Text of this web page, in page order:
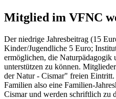
Mitglied im VFNC
Der niedrige Jahresbeitrag (15
Kinder/Jugendliche 5 Euro;
ermöglichen, die Naturpädagogik
unterstützen zu können.
der Natur - Cismar" freien
Familien also eine Familien-
Cismar und werden schriftlich zu